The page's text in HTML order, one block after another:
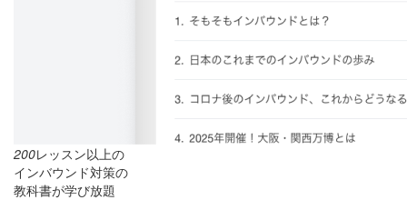
200レッスン以上の
インバウンド対策の
教科書が学び放題